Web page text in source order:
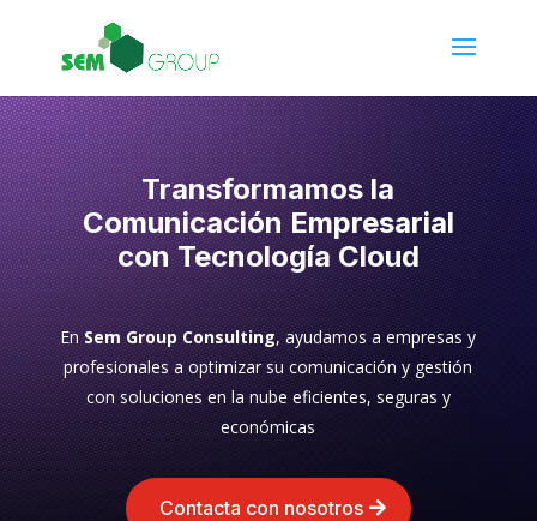
Transformamos la
Comunicación Empresarial
con Tecnología Cloud
EnSem Group Consulting, ayudamos a empresas y
profesionales a optimizar su comunicación y gestión
con soluciones en la nube eficientes, seguras y
económicas
Contacta con nosotros